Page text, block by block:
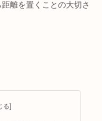
離を置くことの大切さ